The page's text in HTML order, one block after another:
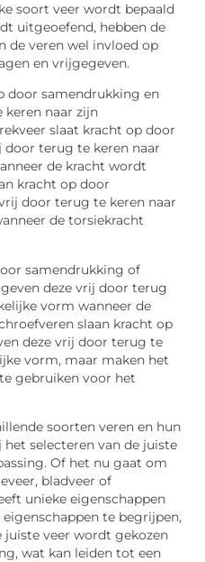
soort veer wordt bepaald
uitgeoefend, hebben de
de veren wel invloed op
en vrijgegeven.
door samendrukking en
naar zijn
slaat kracht op door
terug te keren naar
de kracht wordt
kracht op door
door terug te keren naar
de torsiekracht
samendrukking of
deze vrij door terug
vorm wanneer de
slaan kracht op
deze vrij door terug te
vorm, maar maken het
gebruiken voor het
soorten veren en hun
selecteren van de juiste
Of het nu gaat om
bladveer of
unieke eigenschappen
te begrijpen,
veer wordt gekozen
wat kan leiden tot een